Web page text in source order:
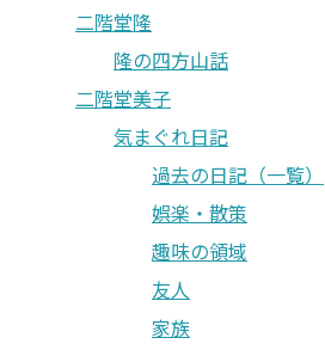
二階堂隆
隆の四方山話
二階堂美子
気まぐれ日記
過去の日記（一覧）
娯楽・散策
趣味の領域
友人
家族